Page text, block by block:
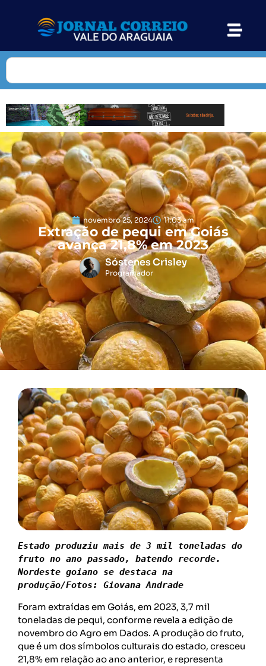
novembro 25, 2024 11:03 am
Extração de pequi em Goiás
avança 21,8% em 2023
Sóstenes Crisley
Programador
Estado produziu mais de 3 mil toneladas do
fruto no ano passado, batendo recorde.
Nordeste goiano se destaca na
produção/Fotos: Giovana Andrade
Foram extraídas em Goiás, em 2023, 3,7 mil
toneladas de pequi, conforme revela a edição de
novembro do Agro em Dados. A produção do fruto,
que é um dos símbolos culturais do estado, cresceu
21,8% em relação ao ano anterior, e representa